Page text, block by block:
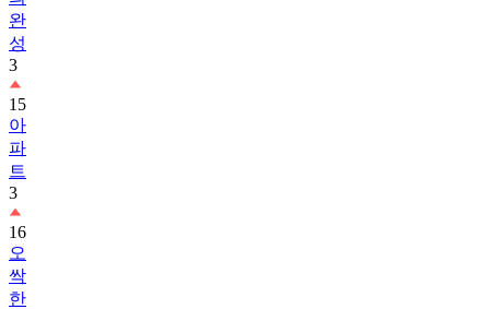
완
성
3
15
아
파
트
3
16
오
싹
한